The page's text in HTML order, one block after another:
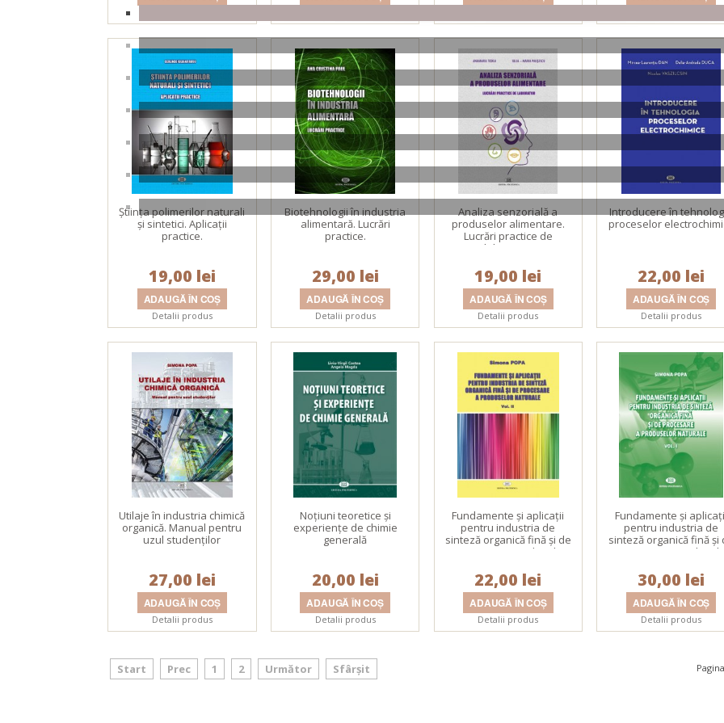
Ştiinţa polimerilor naturali
şi sintetici. Aplicaţii
practice.
19,00 lei
Detalii produs
Biotehnologii în industria
alimentară. Lucrări
practice.
29,00 lei
Detalii produs
Analiza senzorială a
produselor alimentare.
Lucrări practice de
laborator.
19,00 lei
Detalii produs
Introducere în
proceselor
22,00 lei
Detalii produs
Utilaje în industria chimică
organică. Manual pentru
uzul studenţilor
27,00 lei
Detalii produs
Noţiuni teoretice şi
experienţe de chimie
generală
20,00 lei
Detalii produs
Fundamente şi aplicaţii
pentru industria de
sinteză organică fină şi de
procesare a produselor
22,00 lei
Detalii produs
Fundamente şi
pentru industria de
sinteză organică fină şi
procesare a
30,00 lei
Detalii produs
Start Prec 1 2 Următor Sfârșit